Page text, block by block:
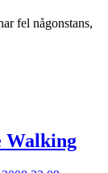
fel någonstans,
Walking